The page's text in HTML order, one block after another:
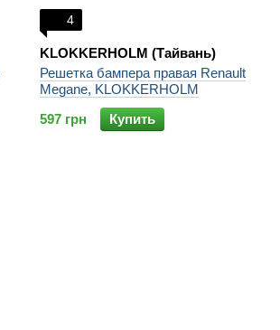
4
KLOKKERHOLM (Тайвань)
Решетка бампера правая Renault
Megane, KLOKKERHOLM
597 грн
Купить